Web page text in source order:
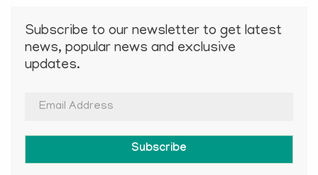
Subscribe to our newsletter to get latest
news, popular news and exclusive
updates.
Subscribe